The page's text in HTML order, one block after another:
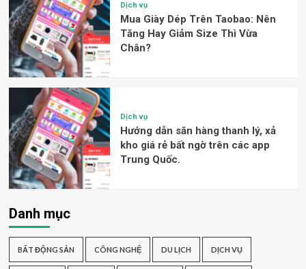
Dịch vụ
Mua Giày Dép Trên Taobao: Nên
Tăng Hay Giảm Size Thì Vừa
Chân?
Dịch vụ
Hướng dẫn săn hàng thanh lý, xả
kho giá rẻ bất ngờ trên các app
Trung Quốc.
Danh mục
BẤT ĐỘNG SẢN CÔNG NGHỆ DU LỊCH DỊCH VỤ